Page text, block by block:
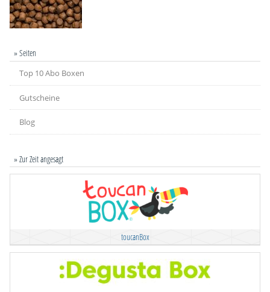
» Seiten
Top 10 Abo Boxen
Gutscheine
Blog
» Zur Zeit angesagt
toucanBox